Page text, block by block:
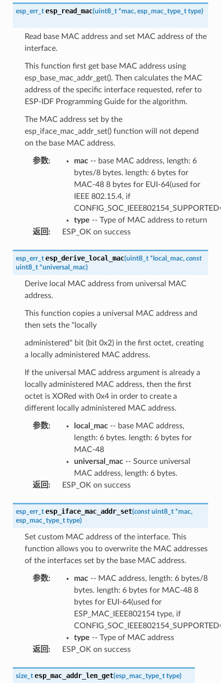
esp_err_t esp_read_mac(uint8_t *mac, esp_mac_type_t type)
Read base MAC address and set MAC address of the
interface.
This function first get base MAC address using
esp_base_mac_addr_get(). Then calculates the MAC
address of the specific interface requested, refer to
ESP-IDF Programming Guide for the algorithm.
The MAC address set by the
esp_iface_mac_addr_set() function will not depend
on the base MAC address.
参数: mac-- base MAC address, length: 6
bytes/8 bytes. length: 6 bytes for
MAC-48 8 bytes for EUI-64(used for
IEEE 802.15.4, if
type -- Type of MAC address to return
返回 : ESP_OK on success
esp_err_t esp_derive_local_mac(uint8_t * local_mac, const
uint8_t *universal_mac)
Derive local MAC address from universal MAC
address.
This function copies a universal MAC address and
then sets the "locally
administered" bit (bit 0x2) in the first octet, creating
a locally administered MAC address.
If the universal MAC address argument is already a
locally administered MAC address, then the first
octet is XORed with 0x4 in order to create a
different locally administered MAC address.
参数: local_mac-- base MAC address,
length: 6 bytes. length: 6 bytes for
MAC-48
universal_mac-- Source universal
MAC address, length: 6 bytes.
返回 : ESP_OK on success
esp_err_t esp_iface_mac_addr_set(const uint8_t *mac,
esp_mac_type_t type)
Set custom MAC address of the interface. This
function allows you to overwrite the MAC addresses
of the interfaces set by the base MAC address.
参数: mac-- MAC address, length: 6 bytes/8
bytes. length: 6 bytes for MAC-48 8
bytes for EUI-64(used for
ESP_MAC_IEEE802154 type, if
type -- Type of MAC address
返回 : ESP_OK on success
size_t esp_mac_addr_len_get(esp_mac_type_t type)